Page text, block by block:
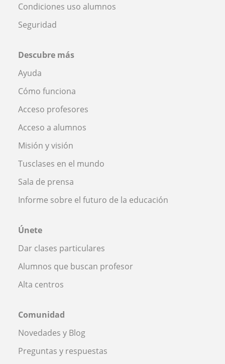
Condiciones uso alumnos
Seguridad
Descubre más
Ayuda
Cómo funciona
Acceso profesores
Acceso a alumnos
Misión y visión
Tusclases en el mundo
Sala de prensa
Informe sobre el futuro de la educación
Únete
Dar clases particulares
Alumnos que buscan profesor
Alta centros
Comunidad
Novedades y Blog
Preguntas y respuestas